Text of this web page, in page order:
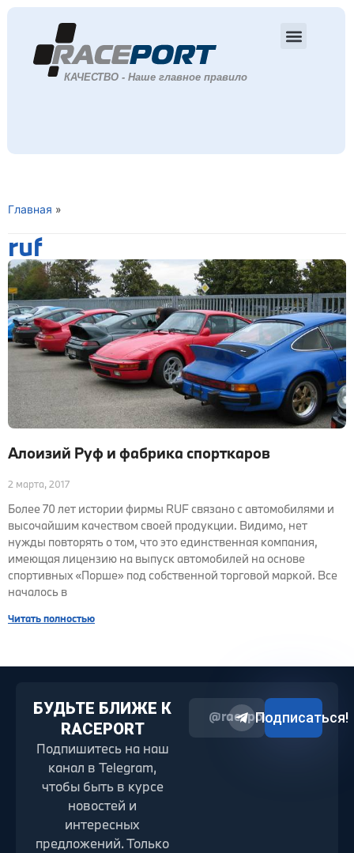
Главная »
ruf
Алоизий Руф и фабрика спорткаров
2 марта, 2017
Более 70 лет истории фирмы RUF связано с автомобилями и
высочайшим качеством своей продукции. Видимо, нет
нужды повторять о том, что это единственная компания,
имеющая лицензию на выпуск автомобилей на основе
спортивных «Порше» под собственной торговой маркой. Все
началось в
Читать полностью
БУДЬТЕ БЛИЖЕ К
RACEPORT
Подпишитесь на наш
канал в Telegram,
чтобы быть в курсе
новостей и
интересных
предложений. Только
@raceport2022
Подписаться!